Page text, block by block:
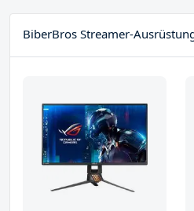
BiberBros Streamer-